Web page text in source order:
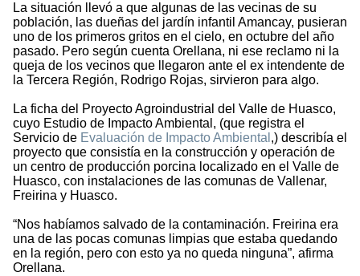
La situación llevó a que algunas de las vecinas de su
población, las dueñas del jardín infantil Amancay, pusieran
uno de los primeros gritos en el cielo, en octubre del año
pasado. Pero según cuenta Orellana, ni ese reclamo ni la
queja de los vecinos que llegaron ante el ex intendente de
la Tercera Región, Rodrigo Rojas, sirvieron para algo.
La ficha del Proyecto Agroindustrial del Valle de Huasco,
cuyo Estudio de Impacto Ambiental, (que registra el
Servicio de Evaluación de Impacto Ambiental ,) describía el
proyecto que consistía en la construcción y operación de
un centro de producción porcina localizado en el Valle de
Huasco, con instalaciones de las comunas de Vallenar,
Freirina y Huasco.
“Nos habíamos salvado de la contaminación. Freirina era
una de las pocas comunas limpias que estaba quedando
en la región, pero con esto ya no queda ninguna”, afirma
Orellana.